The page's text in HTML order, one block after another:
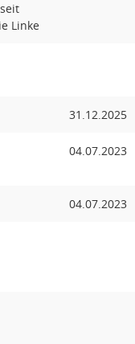
Linke
31.12.2025
04.07.2023
04.07.2023